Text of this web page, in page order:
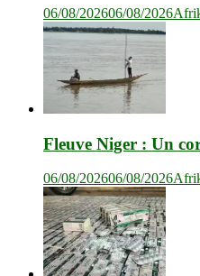
06/08/202606/08/2026
Fleuve Niger : Un
06/08/202606/08/2026